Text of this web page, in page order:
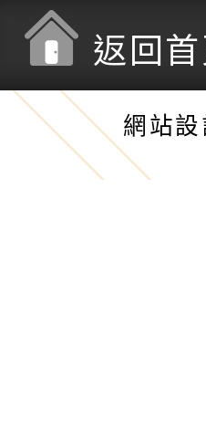
返回首
網站